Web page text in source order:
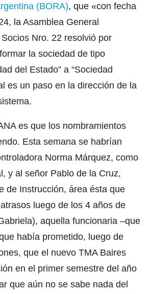
(BORA), que «con fecha
la Asamblea General
Nro. 22 resolvió por
la sociedad de tipo
del Estado” a “Sociedad
es un paso en la dirección de la
es que los nombramientos
Esta semana se habrían
Norma Márquez, como
y al señor Pablo de la Cruz,
de Instrucción, área ésta que
luego de los 4 años de
aquella funcionaria –que
había prometido, luego de
que el nuevo TMA Baires
en el primer semestre del año
que aún no se sabe nada del